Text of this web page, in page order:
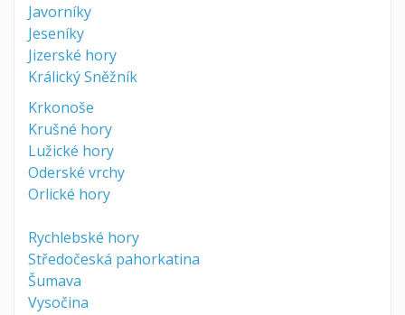
Javorníky
Jeseníky
Jizerské hory
Králický Sněžník
Krkonoše
Krušné hory
Lužické hory
Oderské vrchy
Orlické hory
Rychlebské hory
Středočeská pahorkatina
Šumava
Vysočina